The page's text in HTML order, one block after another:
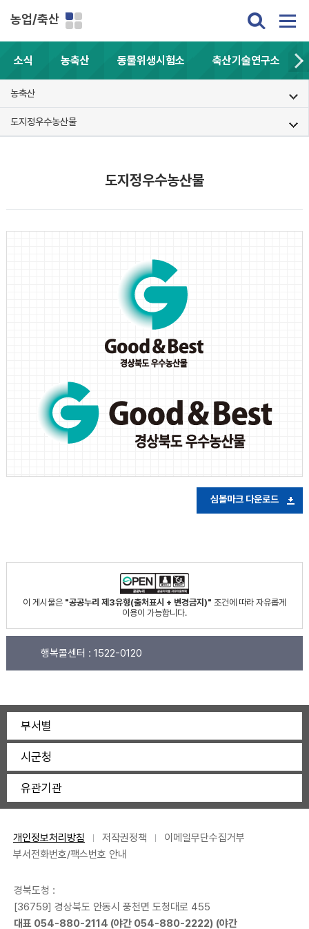
농업/축산
소식 농축산 동물위생시험소 축산기술연구소
농축산
도지정우수농산물
도지정우수농산물
심볼마크 다운로드
이 게시물은 "공공누리 제3유형(출처표시 + 변경금지)" 조건에 따라 자유롭게
이용이 가능합니다.
행복콜센터 : 1522-0120
부서별
시군청
유관기관
개인정보처리방침 저작권정책
이메일무단수집거부
부서전화번호/팩스번호 안내
경북도청 :
[36759] 경상북도 안동시 풍천면 도청대로 455
대표 054-880-2114 (야간 054-880-2222) (야간